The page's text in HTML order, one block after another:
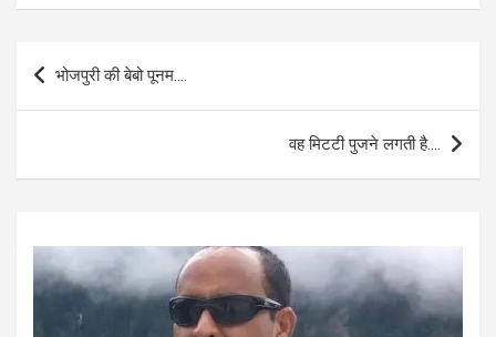
ce
o
at
s
A
ail ar
Post
navigation
भोजपुरी की बेबो पूनम….
वह मिटटी पुजने लगती है….